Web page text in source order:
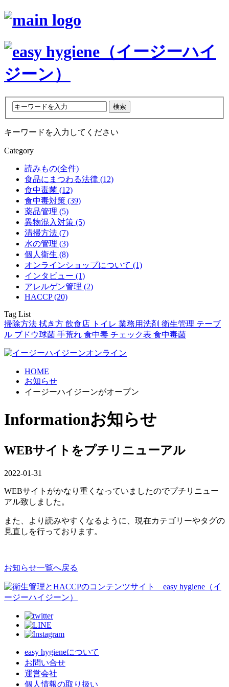
キーワードを入力してください
Category
読みもの(全件)
食品にまつわる法律 (12)
食中毒菌 (12)
食中毒対策 (39)
薬品管理 (5)
異物混入対策 (5)
清掃方法 (7)
水の管理 (3)
個人衛生 (8)
オンラインショップについて (1)
インタビュー (1)
アレルゲン管理 (2)
HACCP (20)
Tag List
掃除方法 拭き方 飲食店 トイレ 業務用洗剤 衛生管理 テーブ
ル ブドウ球菌 手荒れ 食中毒 チェック表 食中毒菌
HOME
お知らせ
イージーハイジーンがオープン
Informationお知らせ
WEBサイトをプチリニューアル
2022-01-31
WEBサイトがかなり重くなっていましたのでプチリニュー
アル致しました。
また、より読みやすくなるように、現在カテゴリーやタグの
見直しを行っております。
お知らせ一覧へ戻る
easy hygieneについて
お問い合せ
運営会社
個人情報の取り扱い